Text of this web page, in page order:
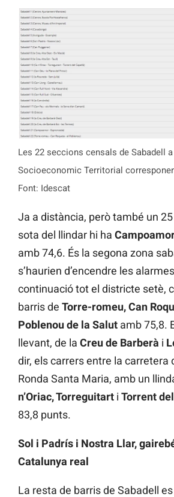
Les 22 seccions censals de Sabadell a
Socioeconomic Territorial
Font: Idescat
Ja a distància, però també un
sota del llindar hi ha
amb 74,6. És la segona zona
s’haurien d’encendre les
continuació tot el districte setè,
barris de Torre-romeu, Can
Poblenou de la Salut amb 75,8.
llevant, de la Creu de Barberà i
dir, els carrers entre la carretera
Ronda Santa Maria, amb un
n’Oriac, Torreguitart i Torrent
83,8 punts.
Sol i Padrís i Nostra Llar,
Catalunya real
La resta de barris de Sabadell